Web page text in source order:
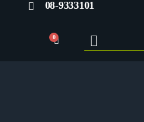
08-9333101
0